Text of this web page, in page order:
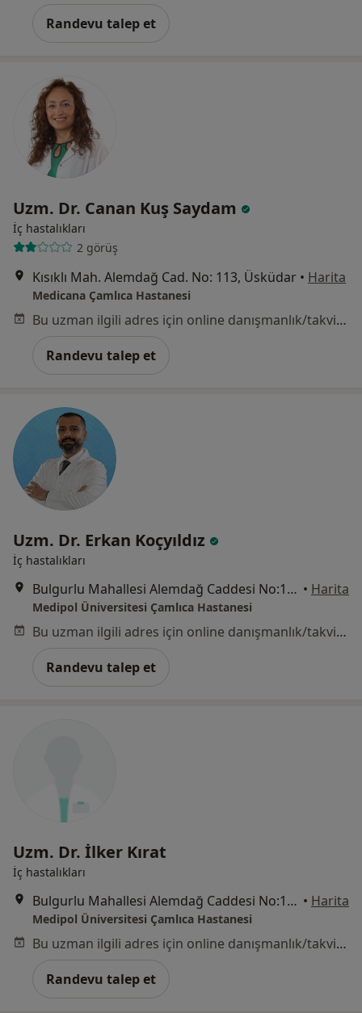
Randevu talep et
Uzm. Dr. Canan Kuş Saydam
İç hastalıkları
2 görüş
Kısıklı Mah. Alemdağ Cad. No: 113, Üsküdar • Harita
Medicana Çamlıca Hastanesi
Bu uzman ilgili adres için online danışmanlık/takvim sunmuyor.
Randevu talep et
Uzm. Dr. Erkan Koçyıldız
İç hastalıkları
Bulgurlu Mahallesi Alemdağ Caddesi No:100, Üsküdar • Harita
Medipol Üniversitesi Çamlıca Hastanesi
Bu uzman ilgili adres için online danışmanlık/takvim sunmuyor.
Randevu talep et
Uzm. Dr. İlker Kırat
İç hastalıkları
Bulgurlu Mahallesi Alemdağ Caddesi No:100, Üsküdar • Harita
Medipol Üniversitesi Çamlıca Hastanesi
Bu uzman ilgili adres için online danışmanlık/takvim sunmuyor.
Randevu talep et